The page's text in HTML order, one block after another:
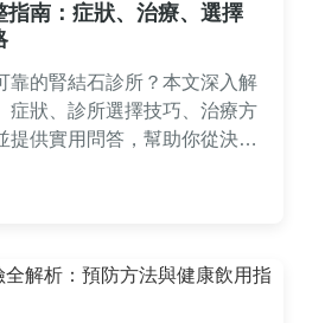
指南：症狀、治療、選擇
靠的腎結石診所？本文深入解
症狀、診所選擇技巧、治療方
提供實用問答，幫助你從決策